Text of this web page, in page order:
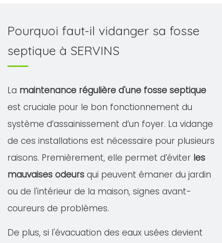
Pourquoi faut-il vidanger sa fosse
septique à SERVINS
La maintenance régulière d'une fosse septique
est cruciale pour le bon fonctionnement du
système d’assainissement d’un foyer. La vidange
de ces installations est nécessaire pour plusieurs
raisons. Premièrement, elle permet d’éviter les
mauvaises odeurs qui peuvent émaner du jardin
ou de l'intérieur de la maison, signes avant-
coureurs de problèmes.
De plus, si l'évacuation des eaux usées devient